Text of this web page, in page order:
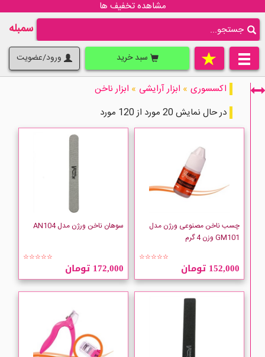
مشاهده تخفیف ها
سمبله
سبد خرید ورود/عضویت
فقط نمایش کالاهای موجود
Jewel
VERGEN
اکسسوری » ابزار آرایشی » ابزار ناخن
در حال نمایش 20 مورد از 120 مورد
چسب ناخن مصنوعی ورژن مدل
GM101 وزن 4 گرم
☆☆☆☆☆
152,000 تومان
سوهان ناخن ورژن مدل AN104
☆☆☆☆☆
172,000 تومان